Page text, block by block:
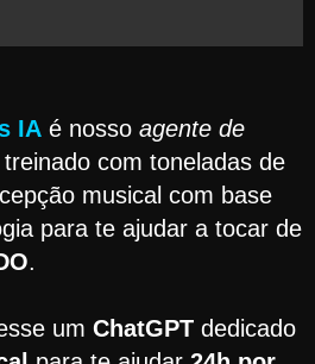
IA é nosso agente de
com toneladas de
musical com base
para te ajudar a tocar de
.
um ChatGPT dedicado